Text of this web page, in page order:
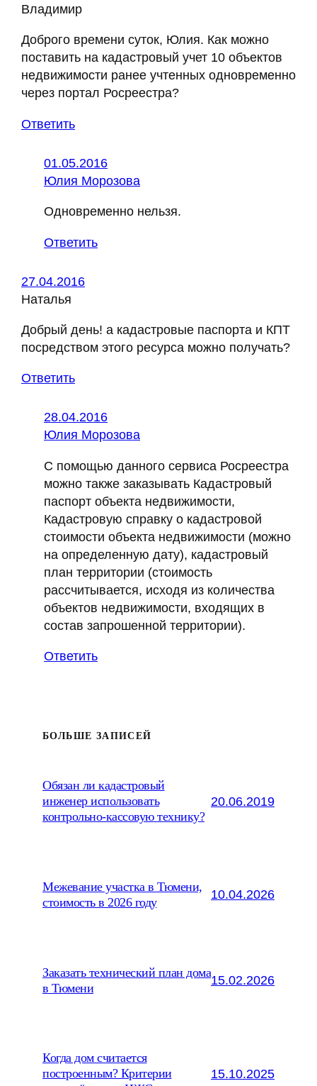
Владимир
Доброго времени суток, Юлия. Как можно
поставить на кадастровый учет 10 объектов
недвижимости ранее учтенных одновременно
через портал Росреестра?
Ответить
01.05.2016
Юлия Морозова
Одновременно нельзя.
Ответить
27.04.2016
Наталья
Добрый день! а кадастровые паспорта и КПТ
посредством этого ресурса можно получать?
Ответить
28.04.2016
Юлия Морозова
С помощью данного сервиса Росреестра
можно также заказывать Кадастровый
паспорт объекта недвижимости,
Кадастровую справку о кадастровой
стоимости объекта недвижимости (можно
на определенную дату), кадастровый
план территории (стоимость
рассчитывается, исходя из количества
объектов недвижимости, входящих в
состав запрошенной территории).
Ответить
БОЛЬШЕ ЗАПИСЕЙ
Обязан ли кадастровый
инженер использовать
контрольно-кассовую технику?
20.06.2019
Межевание участка в Тюмени,
стоимость в 2026 году
10.04.2026
Заказать технический план дома
в Тюмени
15.02.2026
Когда дом считается
построенным? Критерии
15.10.2025